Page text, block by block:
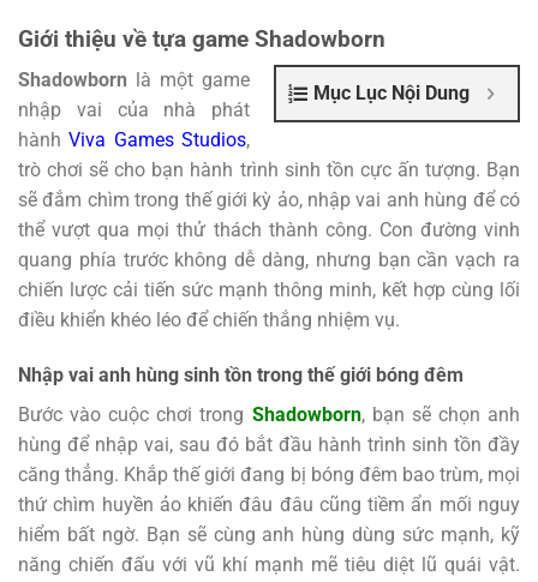
Giới thiệu về tựa game Shadowborn
Mục Lục Nội Dung
Shadowborn là một game
nhập vai của nhà phát
hànhViva Games Studios,
trò chơi sẽ cho bạn hành trình sinh tồn cực ấn tượng. Bạn
sẽ đắm chìm trong thế giới kỳ ảo, nhập vai anh hùng để có
thể vượt qua mọi thử thách thành công. Con đường vinh
quang phía trước không dễ dàng, nhưng bạn cần vạch ra
chiến lược cải tiến sức mạnh thông minh, kết hợp cùng lối
điều khiển khéo léo để chiến thắng nhiệm vụ.
Nhập vai anh hùng sinh tồn trong thế giới bóng đêm
Bước vào cuộc chơi trong Shadowborn, bạn sẽ chọn anh
hùng để nhập vai, sau đó bắt đầu hành trình sinh tồn đầy
căng thẳng. Khắp thế giới đang bị bóng đêm bao trùm, mọi
thứ chìm huyền ảo khiến đâu đâu cũng tiềm ẩn mối nguy
hiểm bất ngờ. Bạn sẽ cùng anh hùng dùng sức mạnh, kỹ
năng chiến đấu với vũ khí mạnh mẽ tiêu diệt lũ quái vật.